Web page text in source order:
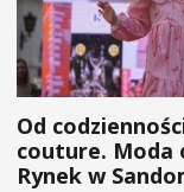
Od
couture. Moda
Rynek w